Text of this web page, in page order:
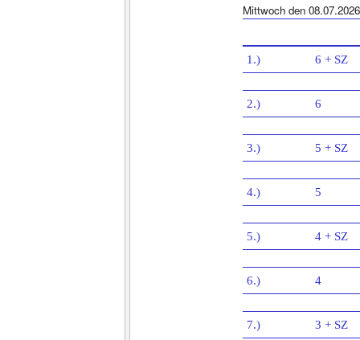
Mittwoch den 08.07.2026
1.) 6 + SZ
2.) 6
3.) 5 + SZ
4.) 5
5.) 4 + SZ
6.) 4
7.) 3 + SZ